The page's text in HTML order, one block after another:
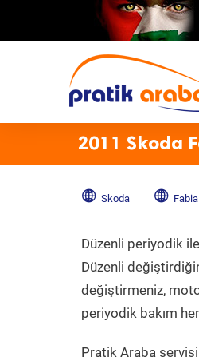
2011 Skoda
Skoda Fabia
Düzenli periyodik ile
Düzenli
değiştirmeniz,
periyodik bakım
Pratik Araba